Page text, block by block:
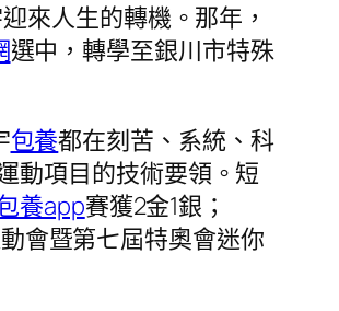
來人生的轉機。那年，
選中，轉學至銀川市特殊
包養都在刻苦、系統、科
動項目的技術要領。短
養app賽獲2金1銀；
會暨第七屆特奧會迷你